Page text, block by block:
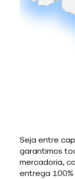
Seja entre
garantimos
mercadoria,
entrega